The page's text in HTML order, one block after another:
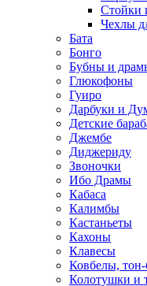
Стойки
Чехлы
Бата
Бонго
Бубны и
Глюкофоны
Гуиро
Дарбуки и
Детские
Джембе
Диджериду
Звоночки
Ибо Драмы
Кабаса
Калимбы
Кастаньеты
Кахоны
Клавесы
Ковбелы,
Колотушки и